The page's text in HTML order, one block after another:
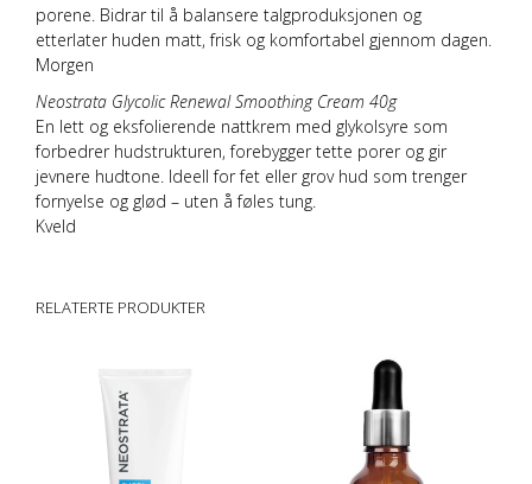
porene. Bidrar til å balansere talgproduksjonen og
etterlater huden matt, frisk og komfortabel gjennom dagen.
Morgen
Neostrata Glycolic Renewal Smoothing Cream 40g
En lett og eksfolierende nattkrem med glykolsyre som
forbedrer hudstrukturen, forebygger tette porer og gir
jevnere hudtone. Ideell for fet eller grov hud som trenger
fornyelse og glød – uten å føles tung.
Kveld
RELATERTE PRODUKTER